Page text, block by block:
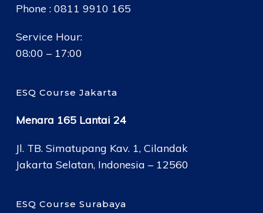
Phone : 0811 9910 165
Service Hour:
08:00 – 17:00
ESQ Course Jakarta
Menara 165 Lantai 24
Jl. TB. Simatupang Kav. 1, Cilandak
Jakarta Selatan, Indonesia – 12560
ESQ Course Surabaya